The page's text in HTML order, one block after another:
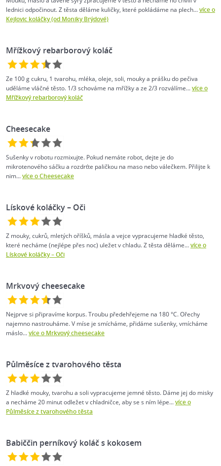
lednici odpočinout. Z těsta děláme kuličky, které pokládáme na plech...více o
Kejlovic koláčky (od Moniky Brýdové)
Mřížkový rebarborový koláč
Ze 100 g cukru, 1 tvarohu, mléka, oleje, soli, mouky a prášku do pečiva
uděláme vláčné těsto. 1/3 schováme na mřížky a ze 2/3 rozválíme...více o
Mřížkový rebarborový koláč
Cheesecake
Sušenky v robotu rozmixujte. Pokud nemáte robot, dejte je do
mikrotenového sáčku a rozdrťte paličkou na maso nebo válečkem. Přilijte k
nim...více o Cheesecake
Lískové koláčky – Oči
Z mouky, cukrů, mletých oříšků, másla a vejce vypracujeme hladké těsto,
které necháme (nejlépe přes noc) uležet v chladu. Z těsta děláme...více o
Lískové koláčky – Oči
Mrkvový cheesecake
Nejprve si připravíme korpus. Troubu předehřejeme na 180 °C. Ořechy
najemno nastrouháme. V míse je smícháme, přidáme sušenky, vmícháme
máslo...více o Mrkvový cheesecake
Půlměsíce z tvarohového těsta
Z hladké mouky, tvarohu a soli vypracujeme jemné těsto. Dáme jej do misky
a necháme 20 minut odležet v chladničce, aby se s ním lépe...více o
Půlměsíce z tvarohového těsta
Babiččin perníkový koláč s kokosem